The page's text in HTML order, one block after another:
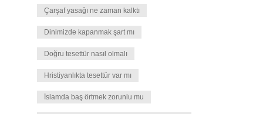
Çarşaf yasağı ne zaman kalktı
Dinimizde kapanmak şart mı
Doğru tesettür nasıl olmalı
Hristiyanlıkta tesettür var mı
İslamda baş örtmek zorunlu mu